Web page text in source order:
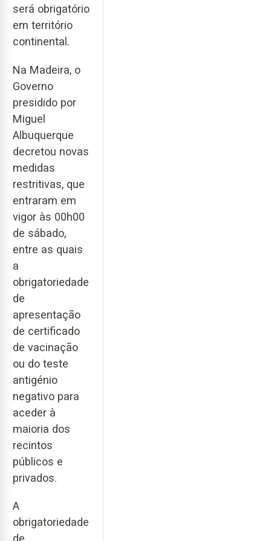
será obrigatório
em território
continental.
Na Madeira, o
Governo
presidido por
Miguel
Albuquerque
decretou novas
medidas
restritivas, que
entraram em
vigor às 00h00
de sábado,
entre as quais
a
obrigatoriedade
de
apresentação
de certificado
de vacinação
ou do teste
antigénio
negativo para
aceder à
maioria dos
recintos
públicos e
privados.
A
obrigatoriedade